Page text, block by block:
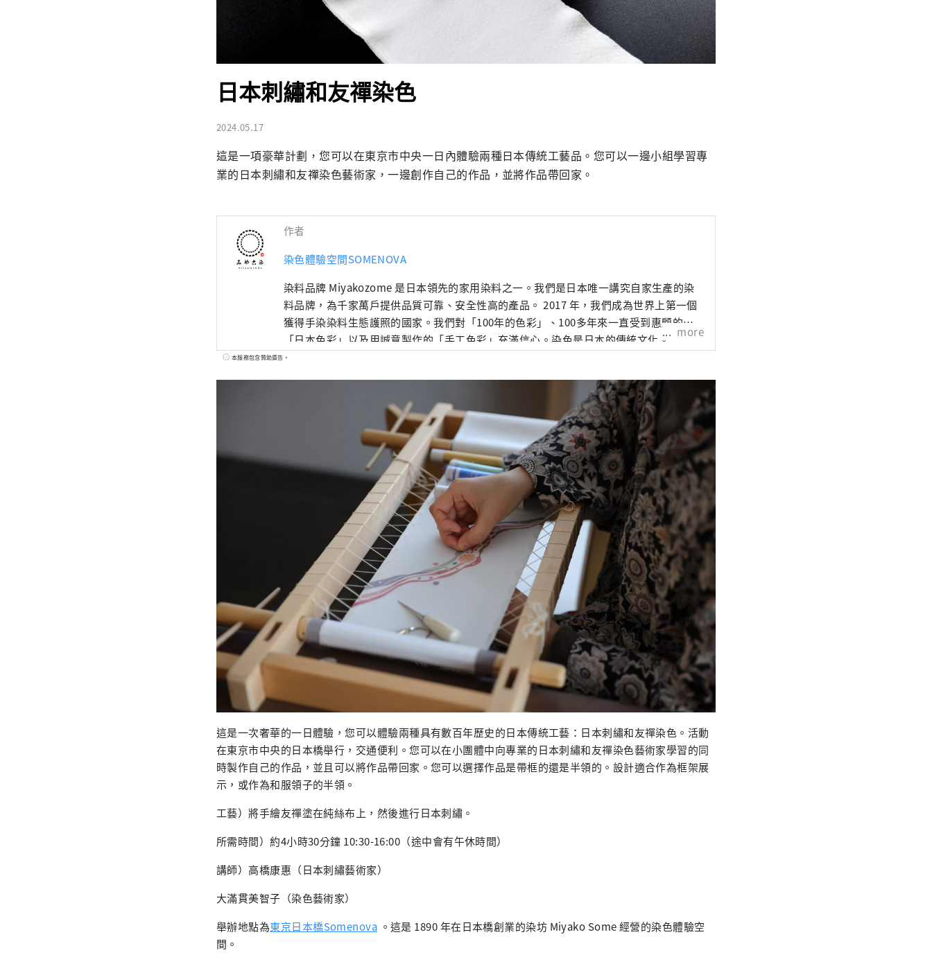
日本刺繡和友禪染色
2024.05.17
這是一項豪華計劃，您可以在東京市中央一日內體驗兩種日本傳統工藝品。您可以一邊小組學習專
業的日本刺繡和友禪染色藝術家，一邊創作自己的作品，並將作品帶回家。
作者
染色體驗空間SOMENOVA
染料品牌 Miyakozome 是日本領先的家用染料之一。我們是日本唯一講究自家生產的染
料品牌，為千家萬戶提供品質可靠、安全性高的產品。 2017 年，我們成為世界上第一個
獲得手染染料生態護照的國家。我們對「100年的色彩」、100多年來一直受到惠顧的
「日本色彩」以及用誠意製作的「手工色彩」充滿信心。染色是日本的傳統文化。
SOMENOVA是一個可以輕鬆享受曾經流行的染色體驗的地方。購物時您可以空手而來。
more
本服務包含贊助廣告。
這是一次奢華的一日體驗，您可以體驗兩種具有數百年歷史的日本傳統工藝：日本刺繡和友禪染色。活動
在東京市中央的日本橋舉行，交通便利。您可以在小團體中向專業的日本刺繡和友禪染色藝術家學習的同
時製作自己的作品，並且可以將作品帶回家。您可以選擇作品是帶框的還是半領的。設計適合作為框架展
示，或作為和服領子的半領。
工藝）將手繪友禪塗在純絲布上，然後進行日本刺繡。
所需時間）約4小時30分鐘 10:30-16:00（途中會有午休時間）
講師）高橋康惠（日本刺繡藝術家）
大滿貫美智子（染色藝術家）
舉辦地點為東京日本橋Somenova 。這是 1890 年在日本橋創業的染坊 Miyako Some 經營的染色體驗空
間。